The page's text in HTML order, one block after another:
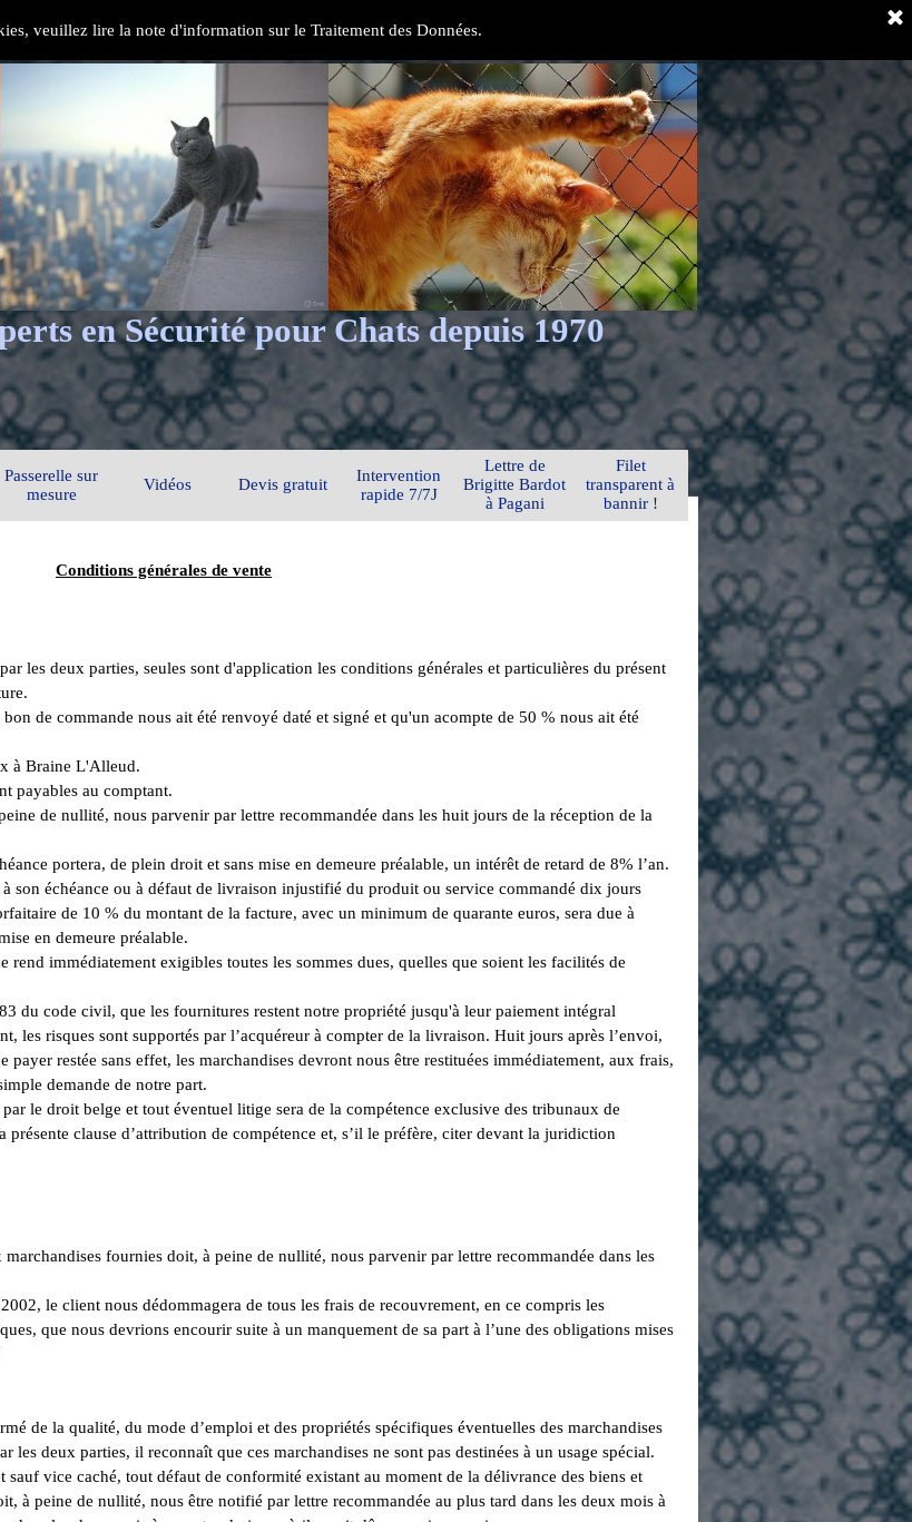
veuillez lire la note d'information sur le Traitement des Données.
en Sécurité pour Chats depuis 1970
Passerelle sur
mesure
Vidéos Devis gratuit
Intervention
rapide 7/7J
Lettre de
Brigitte Bardot
à Pagani
Filet
transparent à
bannir !
Conditions générales de vente
les deux parties, seules sont d'application les conditions générales et particulières du présent
de commande nous ait été renvoyé daté et signé et qu'un acompte de 50 % nous ait été
à Braine L'Alleud.
payables au comptant.
de nullité, nous parvenir par lettre recommandée dans les huit jours de la réception de la
portera, de plein droit et sans mise en demeure préalable, un intérêt de retard de 8% l’an.
son échéance ou à défaut de livraison injustifié du produit ou service commandé dix jours
de 10 % du montant de la facture, avec un minimum de quarante euros, sera due à
en demeure préalable.
rend immédiatement exigibles toutes les sommes dues, quelles que soient les facilités de
du code civil, que les fournitures restent notre propriété jusqu'à leur paiement intégral
les risques sont supportés par l’acquéreur à compter de la livraison. Huit jours après l’envoi,
payer restée sans effet, les marchandises devront nous être restituées immédiatement, aux frais,
demande de notre part.
le droit belge et tout éventuel litige sera de la compétence exclusive des tribunaux de
clause d’attribution de compétence et, s’il le préfère, citer devant la juridiction
fournies doit, à peine de nullité, nous parvenir par lettre recommandée dans les
le client nous dédommagera de tous les frais de recouvrement, en ce compris les
que nous devrions encourir suite à un manquement de sa part à l’une des obligations mises
de la qualité, du mode d’emploi et des propriétés spécifiques éventuelles des marchandises
les deux parties, il reconnaît que ces marchandises ne sont pas destinées à un usage spécial.
sauf vice caché, tout défaut de conformité existant au moment de la délivrance des biens et
à peine de nullité, nous être notifié par lettre recommandée au plus tard dans les deux mois à